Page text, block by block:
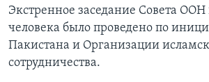
Экстренное заседание Совета
человека было проведено по
Пакистана и Организации
сотрудничества.